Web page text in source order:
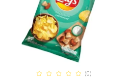
(0)